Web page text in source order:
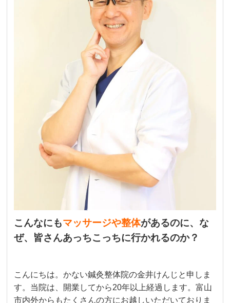
こんなにもマッサージや整体があるのに、な
ぜ、皆さんあっちこっちに行かれるのか？
こんにちは。かない鍼灸整体院の金井けんじと申しま
す。 当院は、開業してから20年以上経過します。富山
市内外からもたくさんの方にお越しいただいておりま